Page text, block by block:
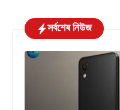
সর্বশেষ নিউজ